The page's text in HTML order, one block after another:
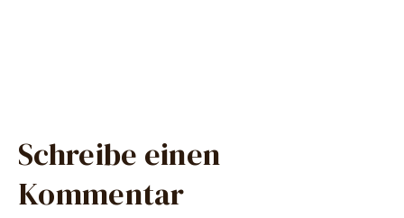
Schreibe einen
Kommentar